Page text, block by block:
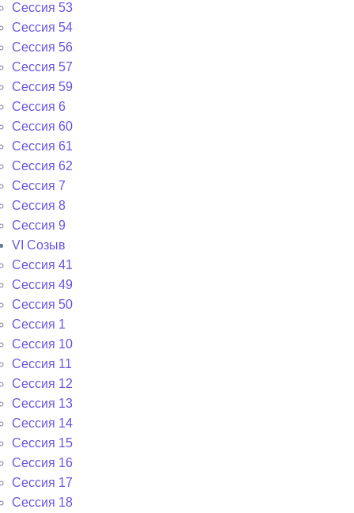
Сессия 53
Сессия 54
Сессия 56
Сессия 57
Сессия 59
Сессия 6
Сессия 60
Сессия 61
Сессия 62
Сессия 7
Сессия 8
Сессия 9
VI Cозыв
Cессия 41
Cессия 49
Cессия 50
Сессия 1
Сессия 10
Сессия 11
Сессия 12
Сессия 13
Сессия 14
Сессия 15
Сессия 16
Сессия 17
Сессия 18